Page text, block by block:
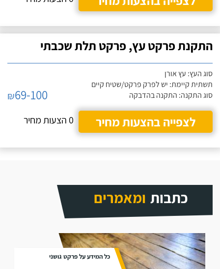
התקנת פרקט עץ, פרקט תלת שכבתי
סוג העץ: עץ אורן
תשתית קיימת: יש לפרק פרקט/שטיח קיים
סוג התקנה: התקנה בהדבקה
₪69-100
לצפייה בהצעות מחיר
0 הצעות מחיר
כתבות ומאמרים
כל המידע על פרקט גושני